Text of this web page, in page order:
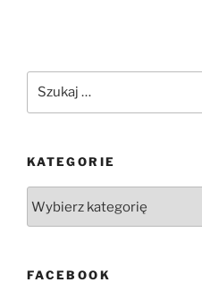
KATEGORIE
FACEBOOK